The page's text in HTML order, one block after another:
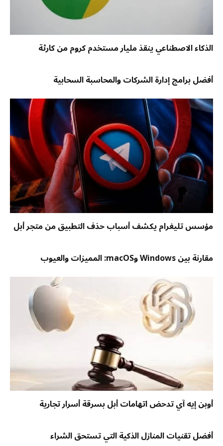
الذكاء الاصطناعي ينقذ مليار مستخدم كروم من كارثة
أفضل برامج إدارة الشركات والمحاسبة السحابية
مؤسس تليغرام يكشف أسباب حذف التطبيق من متجر أبل
مقارنة بين Windows وmacOS: المميزات والعيوب
أوبن إيه آي تدحض اتهامات أبل بسرقة أسرار تجارية
أفضل تقنيات المنازل الذكية التي تستحق الشراء